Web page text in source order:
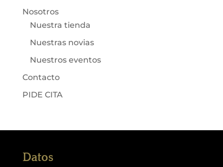
Nosotros
Nuestra tienda
Nuestras novias
Nuestros eventos
Contacto
PIDE CITA
Datos